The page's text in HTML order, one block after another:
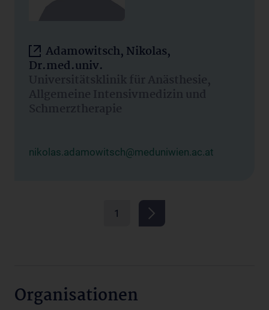
Adamowitsch, Nikolas,
Dr.med.univ.
Universitätsklinik für Anästhesie,
Allgemeine Intensivmedizin und
Schmerztherapie
nikolas.adamowitsch@meduniwien.ac.at
1
Organisationen